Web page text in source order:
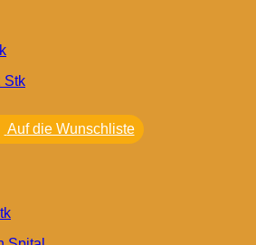
Auf die Wunschliste